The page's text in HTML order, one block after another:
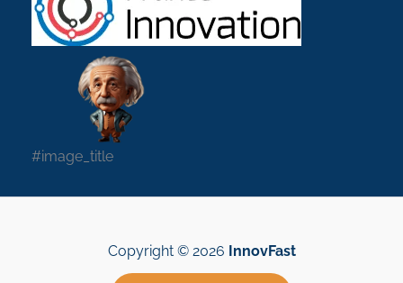
#image_title
Copyright © 2026 InnovFast